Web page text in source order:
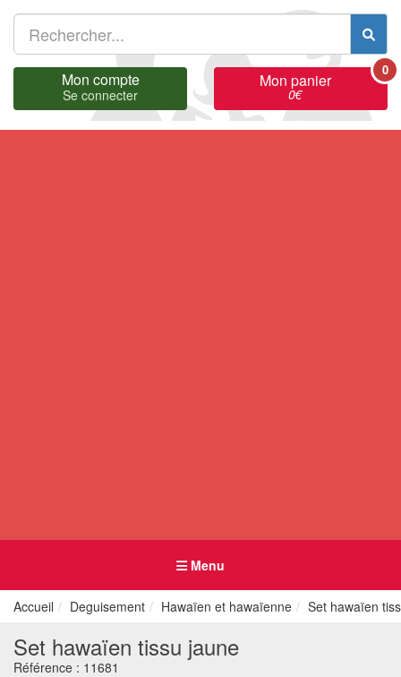
Mon compte
Se connecter
Mon panier
0€
0
Menu
Accueil Deguisement Hawaïen et hawaïenne Set hawaïen
Set hawaïen tissu jaune
Référence : 11681